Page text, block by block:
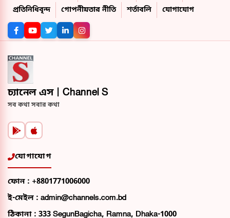
প্রতিনিধিবৃন্দ
গোপনীয়তার নীতি শর্তাবলি যোগাযোগ
চ্যানেল এস | Channel S
সব কথা সবার কথা
যোগাযোগ
ফোন : +8801771006000
ই-মেইল : admin@channels.com.bd
ঠিকানা : 333 SegunBagicha, Ramna, Dhaka-1000